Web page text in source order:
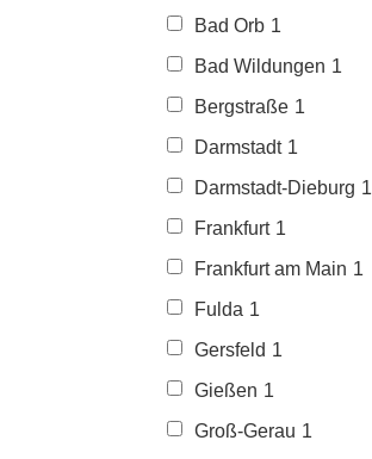
Bad Orb 1
Bad Wildungen 1
Bergstraße 1
Darmstadt 1
Darmstadt-Dieburg 1
Frankfurt 1
Frankfurt am Main 1
Fulda 1
Gersfeld 1
Gießen 1
Groß-Gerau 1